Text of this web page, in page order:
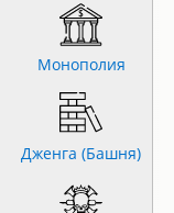
Монополия
Дженга (Башня)